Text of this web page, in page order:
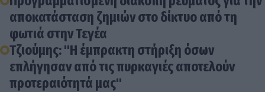
αποκατάσταση ζημιών στο δίκτυο από τη
φωτιά στην Τεγέα
Τζιούμης: "Η έμπρακτη στήριξη όσων
επλήγησαν από τις πυρκαγιές αποτελούν
προτεραιότητά μας"